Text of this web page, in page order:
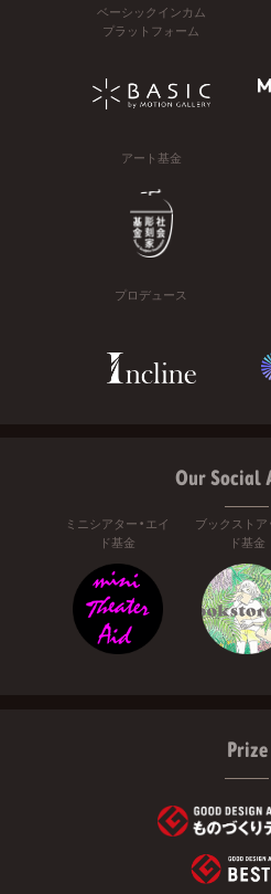
ベーシックインカム
プラットフォーム
アート基金
プロデュース
Our Social
ミニシアター・エイ
ド基金
ブックストア
ド基金
Prize